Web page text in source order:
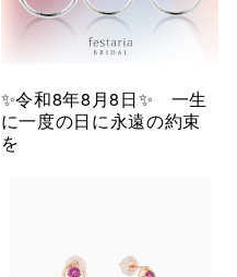
✨令和8年8月8日✨ 一生
に一度の日に永遠の約束
を